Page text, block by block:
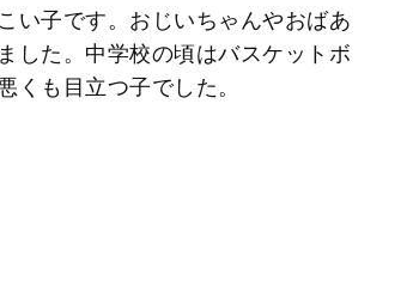
い子です。おじいちゃんやおばあ
した。中学校の頃はバスケットボ
くも目立つ子でした。